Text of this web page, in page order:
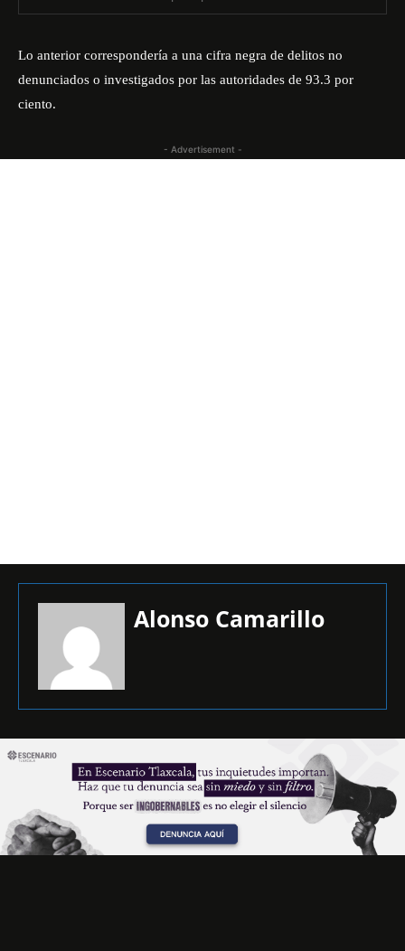
Lo anterior correspondería a una cifra negra de delitos no
denunciados o investigados por las autoridades de 93.3 por
ciento.
- Advertisement -
Alonso Camarillo